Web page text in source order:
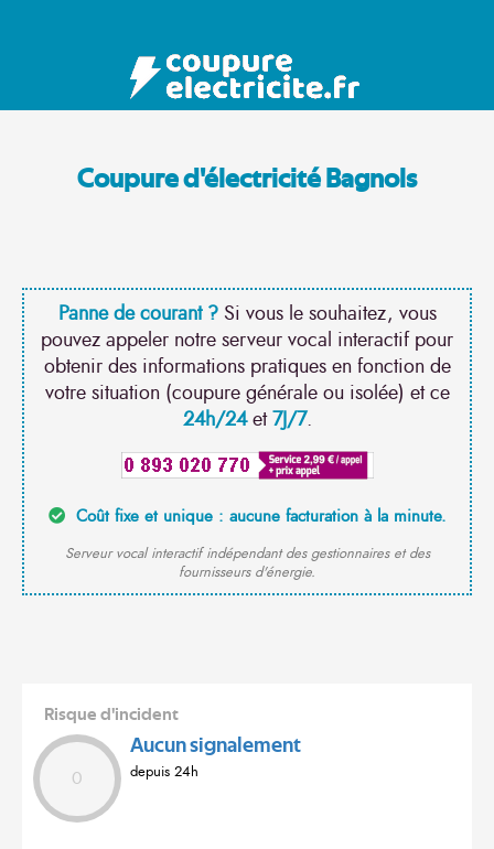
Coupure d'électricité Bagnols
Panne de courant ?Si vous le souhaitez, vous
pouvez appeler notre serveur vocal interactif pour
obtenir des informations pratiques en fonction de
votre situation (coupure générale ou isolée) et ce
24h/24et7J/7.
Coût fixe et unique : aucune facturation à la minute.
Serveur vocal interactif indépendant des gestionnaires et des
fournisseurs d'énergie.
Risque d'incident
0
Aucun signalement
depuis 24h